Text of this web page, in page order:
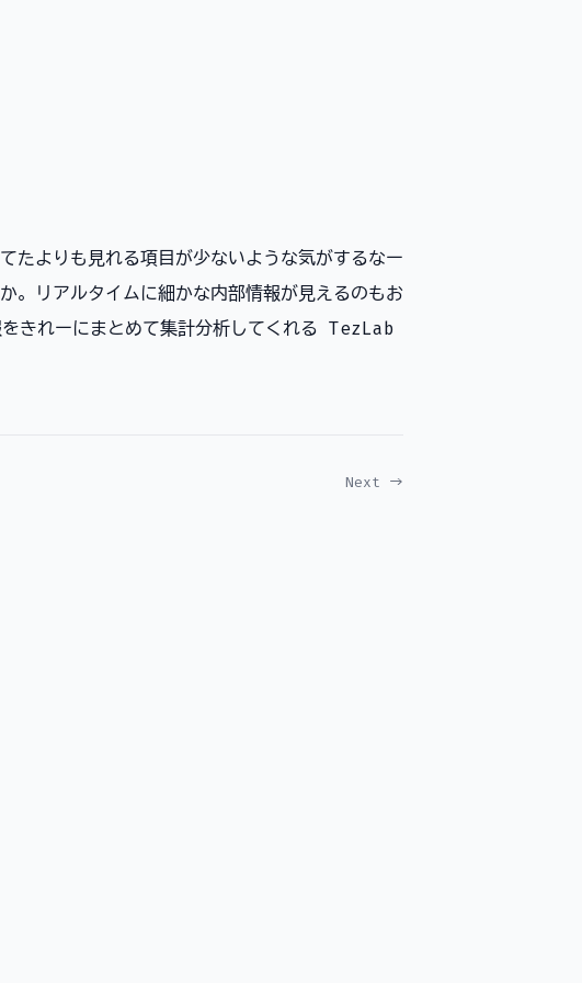
よりも見れる項目が少ないような気がするなー
リアルタイムに細かな内部情報が見えるのもお
きれーにまとめて集計分析してくれる TezLab
Next →